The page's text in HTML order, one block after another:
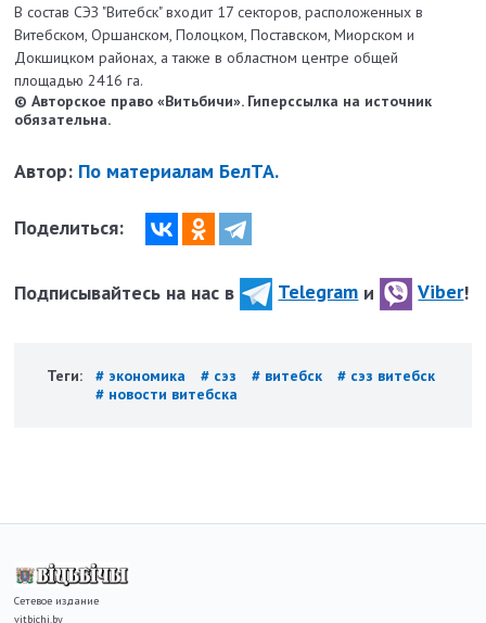
В состав СЭЗ "Витебск" входит 17 секторов, расположенных в
Витебском, Оршанском, Полоцком, Поставском, Миорском и
Докшицком районах, а также в областном центре общей
площадью 2416 га.
© Авторское право «Витьбичи». Гиперссылка на источник
обязательна.
Автор: По материалам БелТА.
Поделиться:
Подписывайтесь на нас в Telegram и Viber!
Теги: # экономика # сэз # витебск
# сэз витебск
# новости витебска
Сетевое издание
vitbichi.by